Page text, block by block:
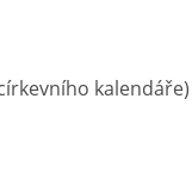
kalendáře)